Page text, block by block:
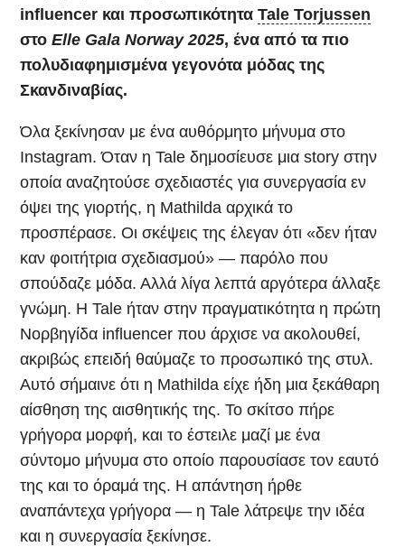
influencer και προσωπικότηταTale Torjussen
στοElle Gala Norway 2025, ένα από τα πιο
πολυδιαφημισμένα γεγονότα μόδας της
Σκανδιναβίας.
Όλα ξεκίνησαν με ένα αυθόρμητο μήνυμα στο
Instagram. Όταν η Tale δημοσίευσε μια story στην
οποία αναζητούσε σχεδιαστές για συνεργασία εν
όψει της γιορτής, η Mathilda αρχικά το
προσπέρασε. Οι σκέψεις της έλεγαν ότι «δεν ήταν
καν φοιτήτρια σχεδιασμού» — παρόλο που
σπούδαζε μόδα. Αλλά λίγα λεπτά αργότερα άλλαξε
γνώμη. Η Tale ήταν στην πραγματικότητα η πρώτη
Νορβηγίδα influencer που άρχισε να ακολουθεί,
ακριβώς επειδή θαύμαζε το προσωπικό της στυλ.
Αυτό σήμαινε ότι η Mathilda είχε ήδη μια ξεκάθαρη
αίσθηση της αισθητικής της. Το σκίτσο πήρε
γρήγορα μορφή, και το έστειλε μαζί με ένα
σύντομο μήνυμα στο οποίο παρουσίασε τον εαυτό
της και το όραμά της. Η απάντηση ήρθε
αναπάντεχα γρήγορα — η Tale λάτρεψε την ιδέα
και η συνεργασία ξεκίνησε.